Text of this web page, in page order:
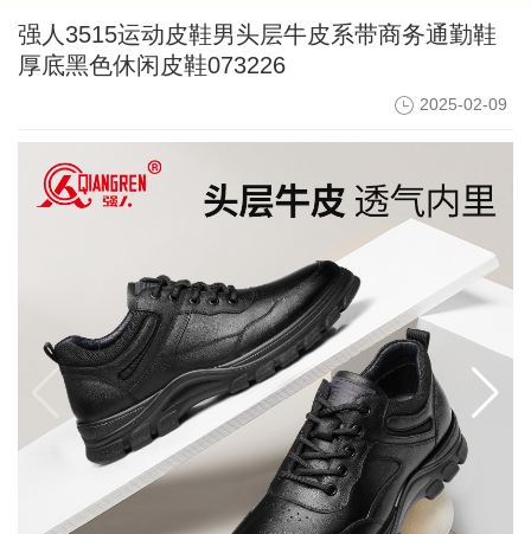
强人3515运动皮鞋男头层牛皮系带商务通勤鞋
厚底黑色休闲皮鞋073226
2025-02-09